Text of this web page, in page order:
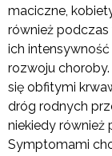
maciczne,
również podczas
ich
rozwoju
się obfitymi
dróg rodnych
niekiedy również
Symptomami